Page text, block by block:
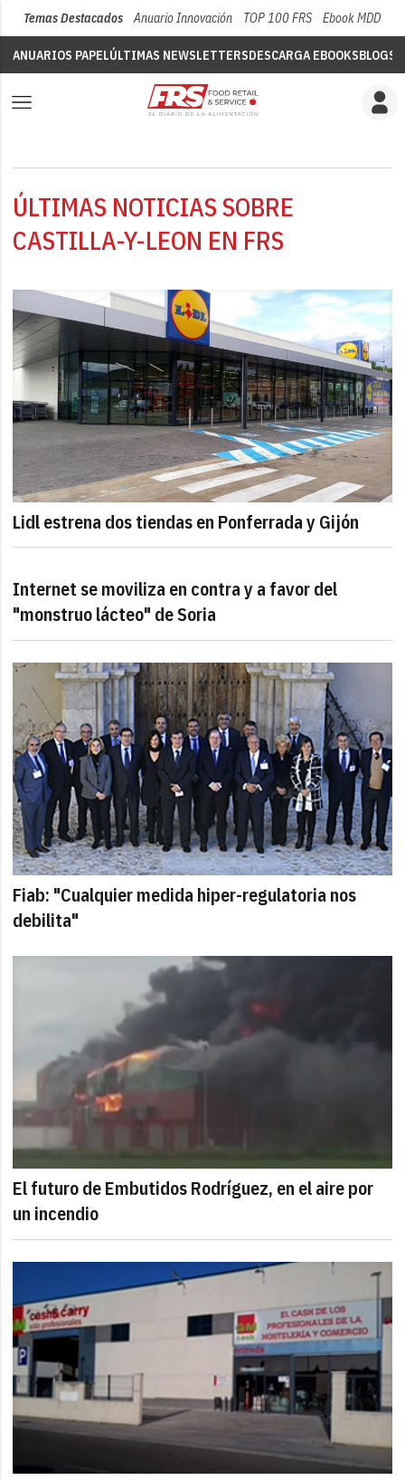
Temas Destacados Anuario Innovación TOP 100 FRS Ebook MDD
ANUARIOS PAPELÚLTIMAS NEWSLETTERSDESCARGA EBOOKSBLOGS
ÚLTIMAS NOTICIAS SOBRE
CASTILLA-Y-LEON EN FRS
Lidl estrena dos tiendas en Ponferrada y Gijón
Internet se moviliza en contra y a favor del
"monstruo lácteo" de Soria
Fiab: "Cualquier medida hiper-regulatoria nos
debilita"
El futuro de Embutidos Rodríguez, en el aire por
un incendio